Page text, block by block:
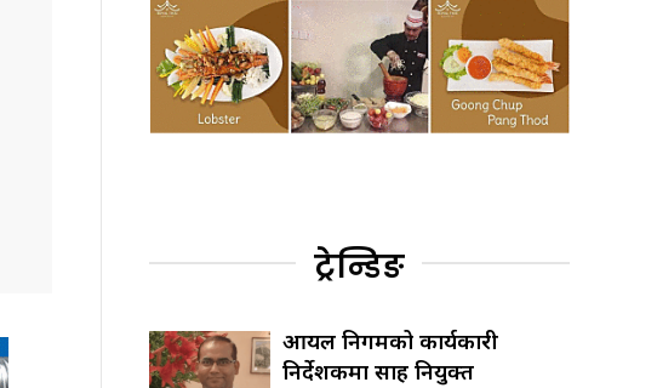
ट्रेन्डिङ
आयल निगमको कार्यकारी
निर्देशकमा साह नियुक्त